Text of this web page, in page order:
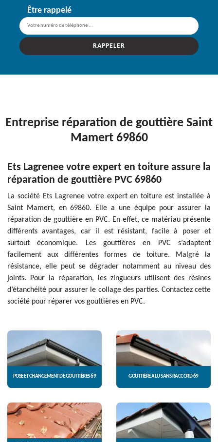
Être rappelé
Entreprise réparation de gouttière Saint
Mamert 69860
Ets Lagrenee votre expert en toiture assure la
réparation de gouttière PVC 69860
La société Ets Lagrenee votre expert en toiture est installée à
Saint Mamert, en 69860. Elle a une équipe pour assurer la
réparation de gouttière en PVC. En effet, ce matériau présente
différents avantages, car il est résistant, facile à poser et
surtout économique. Les gouttières en PVC s’adaptent
facilement aux différentes formes de toiture. Malgré la
résistance, elle peut se dégrader notamment au niveau des
joints. Pour la réparation, les zingueurs utilisent des résines
d’étanchéité pour assurer le collage des parties. Contactez cette
société pour réparer vos gouttières en PVC.
POSE ET CHANGEMENT DE GOUTTIÈRES 69 GOUTTIÈRE ALU SANS RACCORD 69